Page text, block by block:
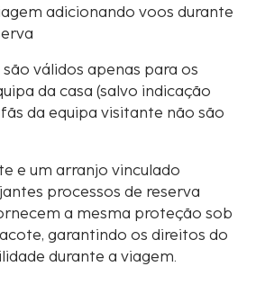
adicionando voos durante
válidos apenas para os
da casa (salvo indicação
da equipa visitante não são
e um arranjo vinculado
processos de reserva
a mesma proteção sob
garantindo os direitos do
durante a viagem.